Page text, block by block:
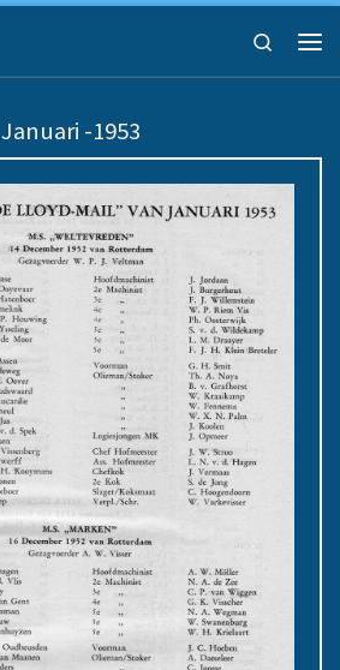
Search
Januari -1953